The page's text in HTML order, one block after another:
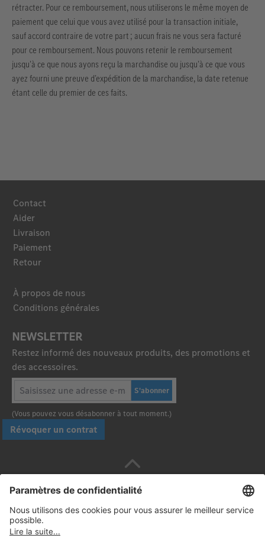
rétracter. Pour ce remboursement, nous utiliserons le même moyen de
paiement que celui que vous avez utilisé pour la transaction initiale,
sauf accord contraire de votre part ; aucun frais ne vous sera facturé
pour ce remboursement. Nous pouvons retenir le remboursement
jusqu’à ce que nous ayons reçu la marchandise ou jusqu’à ce que vous
ayez fourni une preuve d’expédition de la marchandise, la date retenue
étant celle du premier de ces faits.
Contact
Aider
Livraison
Paiement
Retour
À propos de nous
Conditions générales
NEWSLETTER
Restez informé des nouveaux produits, des promotions et
des accessoires.
S'abonner
(Vous pouvez vous désabonner à tout moment.)
Révoquer un contrat
Payez en toute sécurité avec :